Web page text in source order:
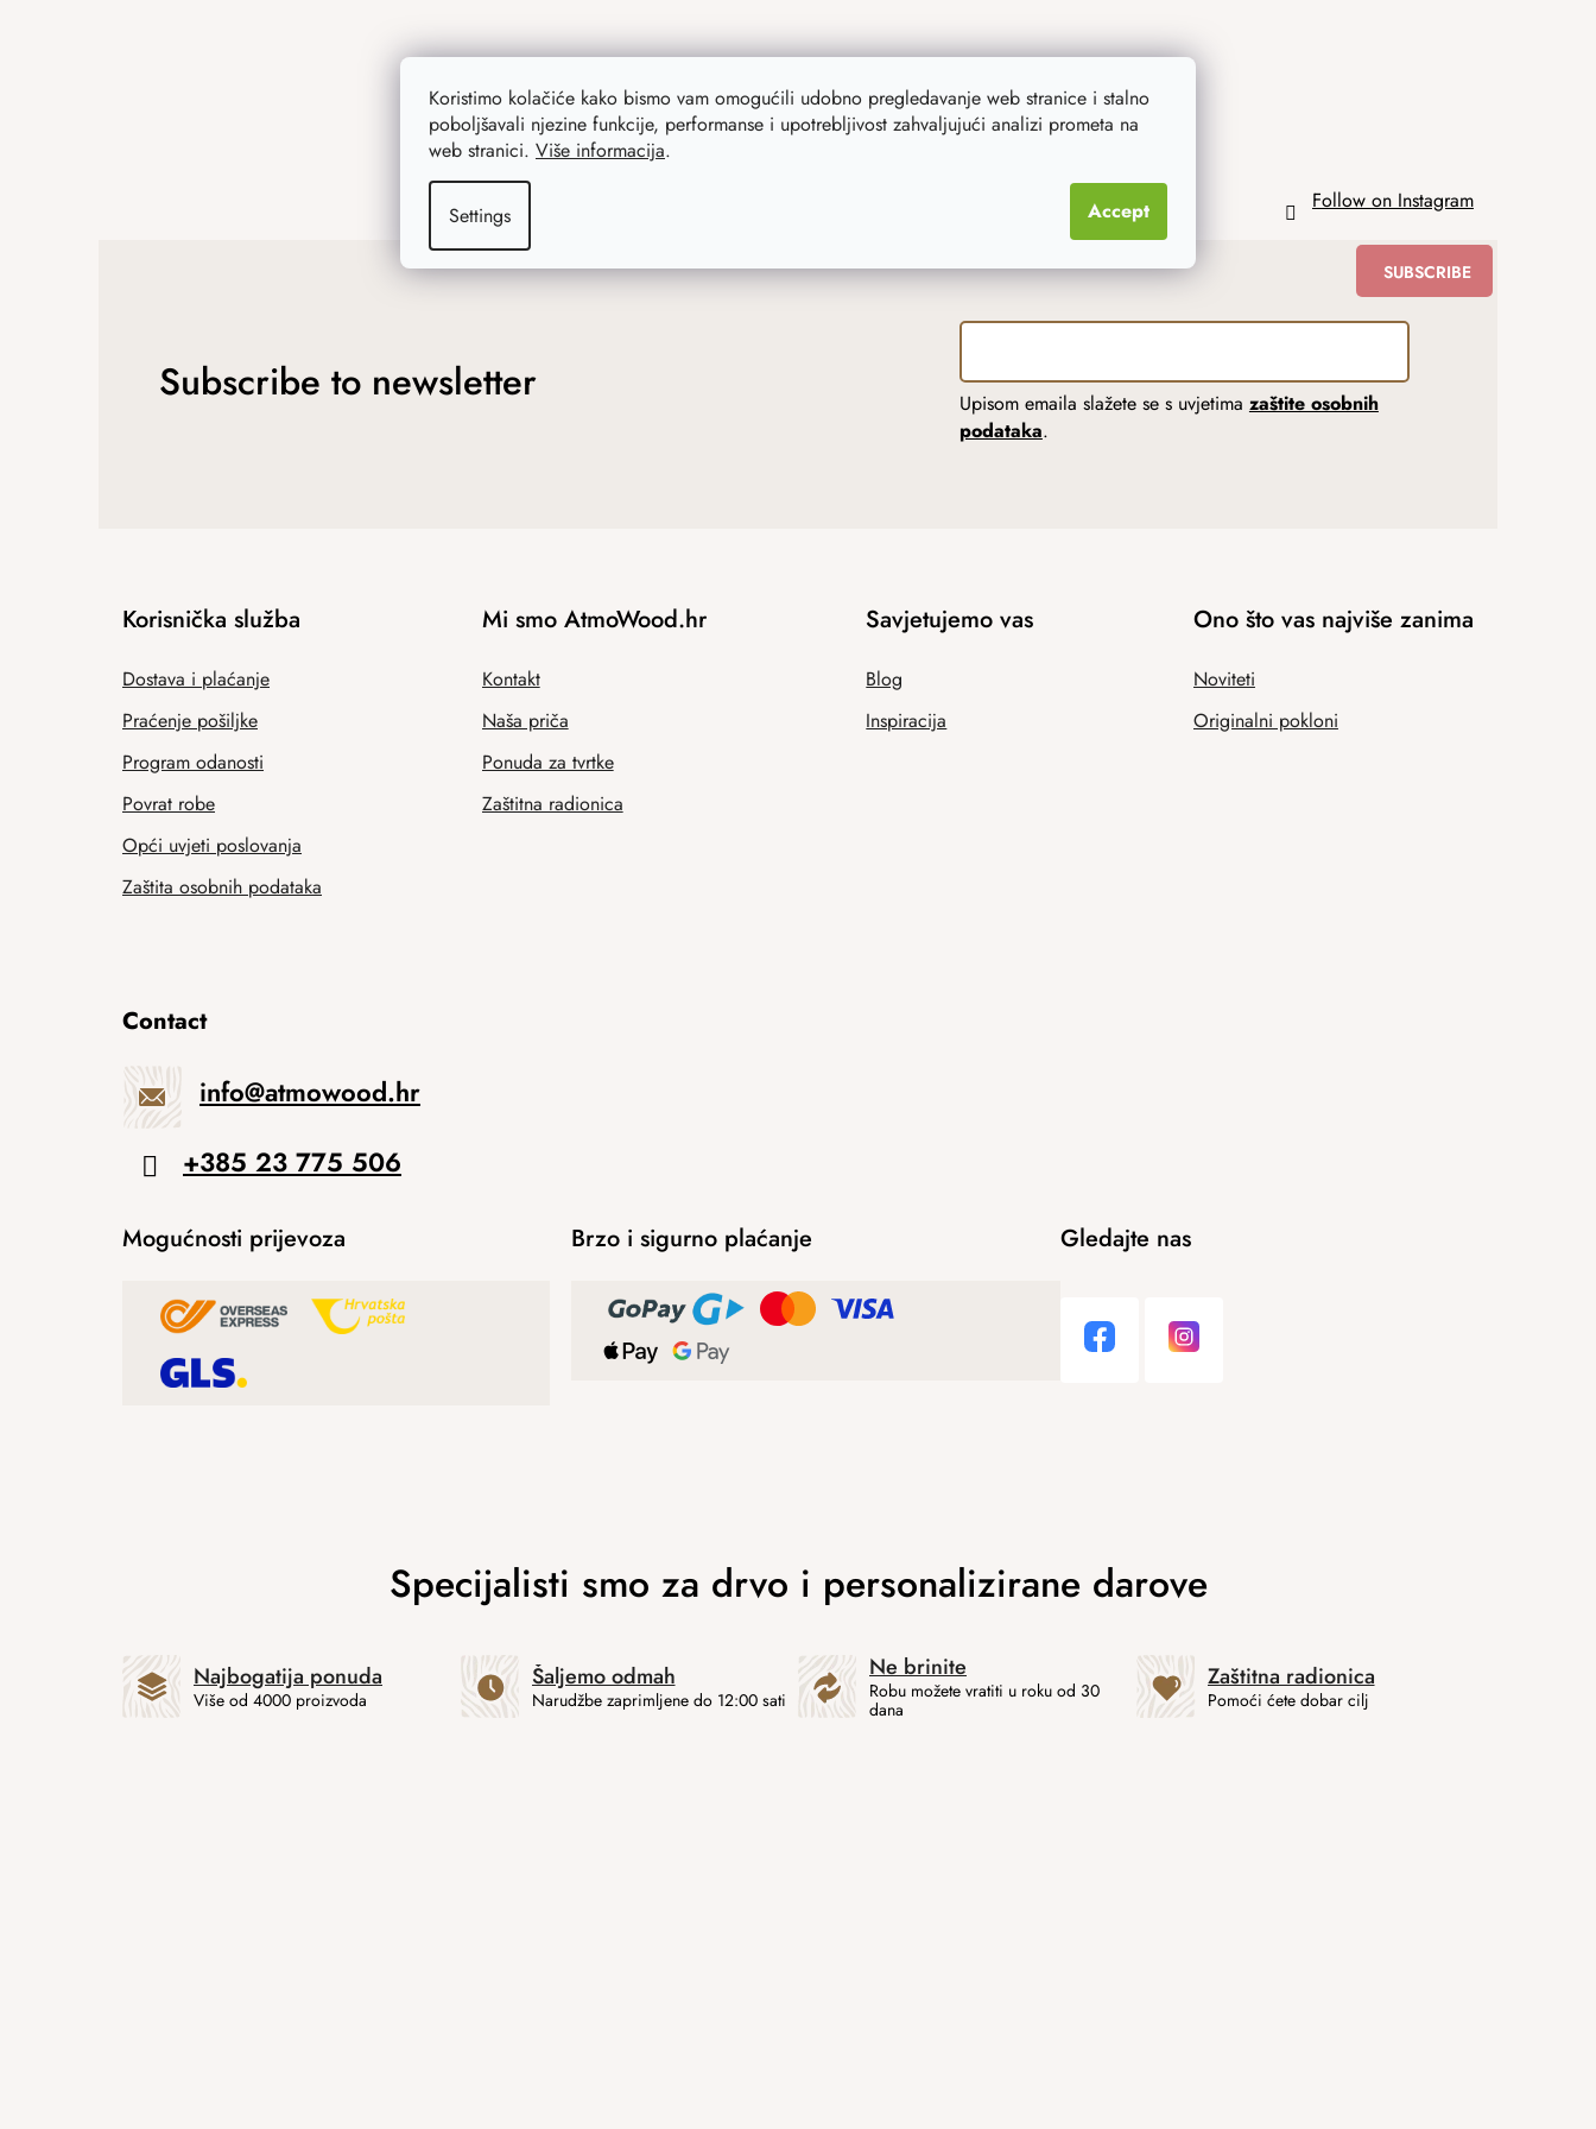
Koristimo kolačiće kako bismo vam omogućili udobno pregledavanje web stranice i stalno
poboljšavali njezine funkcije, performanse i upotrebljivost zahvaljujući analizi prometa na
web stranici. Više informacija.
Settings Accept Follow on Instagram
Subscribe to newsletter Upisom emaila slažete se s uvjetima zaštite osobnih
podataka.
SUBSCRIBE
Korisnička služba
Dostava i plaćanje
Praćenje pošiljke
Program odanosti
Povrat robe
Opći uvjeti poslovanja
Zaštita osobnih podataka
Mi smo AtmoWood.hr
Kontakt
Naša priča
Ponuda za tvrtke
Zaštitna radionica
Savjetujemo vas
Blog
Inspiracija
Ono što vas najviše zanima
Noviteti
Originalni pokloni
Contact
info@atmowood.hr
+385 23 775 506
Mogućnosti prijevoza Brzo i sigurno plaćanje Gledajte nas
Najbogatija ponuda
Više od 4000 proizvoda
Šaljemo odmah
Narudžbe zaprimljene do 12:00 sati
Ne brinite
Robu možete vratiti u roku od 30
dana
Zaštitna radionica
Pomoći ćete dobar cilj